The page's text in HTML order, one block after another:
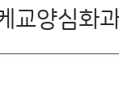
교양심화